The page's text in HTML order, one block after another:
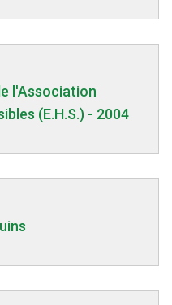
l'Association
(E.H.S.) - 2004